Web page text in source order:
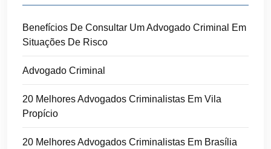
Benefícios De Consultar Um Advogado Criminal Em
Situações De Risco
Advogado Criminal
20 Melhores Advogados Criminalistas Em Vila
Propício
20 Melhores Advogados Criminalistas Em Brasília